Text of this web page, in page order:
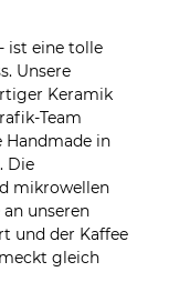
ist eine tolle
Unsere
Keramik
Team
Handmade in
Die
mikrowellen
unseren
und der Kaffee
gleich